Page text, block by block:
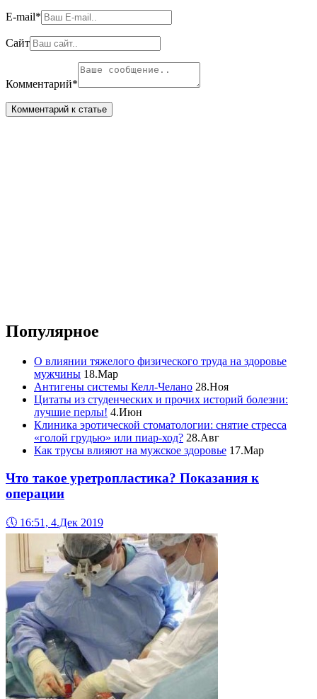
E-mail*
Сайт
Комментарий*
Популярное
О влиянии тяжелого физического труда на здоровье
мужчины 18.Мар
Антигены системы Келл-Челано 28.Ноя
Цитаты из студенческих и прочих историй болезни:
лучшие перлы! 4.Июн
Клиника эротической стоматологии: снятие стресса
«голой грудью» или пиар-ход? 28.Авг
Как трусы влияют на мужское здоровье 17.Мар
Что такое уретропластика? Показания к
операции
🕔 16:51, 4.Дек 2019